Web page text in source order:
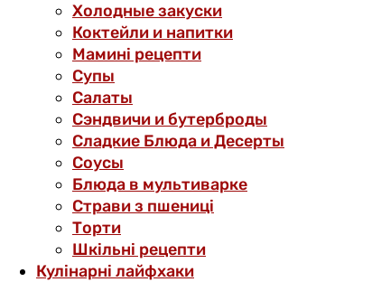
Холодные закуски
Коктейли и напитки
Мамині рецепти
Супы
Салаты
Сэндвичи и бутерброды
Сладкие Блюда и Десерты
Соусы
Блюда в мультиварке
Страви з пшениці
Торти
Шкільні рецепти
Кулінарні лайфхаки